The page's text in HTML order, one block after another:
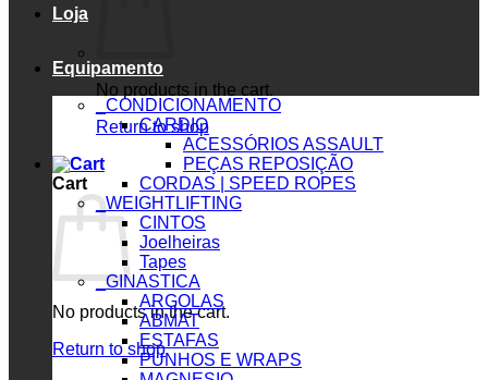
No products in the cart.
Return to shop
Cart
No products in the cart.
Return to shop
Loja
Equipamento
_CONDICIONAMENTO
CARDIO
ACESSÓRIOS ASSAULT
PEÇAS REPOSIÇÃO
CORDAS | SPEED ROPES
_WEIGHTLIFTING
CINTOS
Joelheiras
Tapes
_GINASTICA
ARGOLAS
ABMAT
ESTAFAS
PUNHOS E WRAPS